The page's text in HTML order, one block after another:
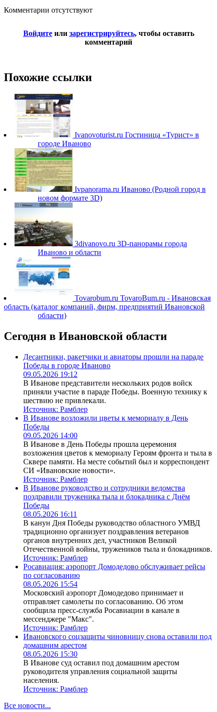
Комментарии отсутствуют
Войдитеили зарегистрируйтесь, чтобы оставить
комментарий
Похожие ссылки
Ivanovoturist.ru Гостиница «Турист» в
городе Иваново
Ivpanorama.ru Иваново (Родной город в
новом формате 3D)
3divanovo.ru 3D-панорамы города
Иваново и области
Tovarobum.ru TovaroBum.ru - Ивановская
область (каталог компаний, фирм, предприятий Ивановской
области)
Сегодня в Ивановской области
Десантники, ракетчики и авиаторы прошли на параде
Победы в городе Иваново
09.05.2026 19:12
В Иванове представители нескольких родов войск
приняли участие в параде Победы. Военную технику к
шествию не привлекали.
Источник: Рамблер
В Иванове возложили цветы к мемориалу в День
Победы
09.05.2026 14:00
В Иванове в День Победы прошла церемония
возложения цветов к мемориалу Героям фронта и тыла в
Сквере памяти. На месте событий был и корреспондент
СИ «Ивановские новости».
Источник: Рамблер
В Иванове руководство и сотрудники ведомства
поздравили труженика тыла и блокадника с Днём
Победы
08.05.2026 16:11
В канун Дня Победы руководство областного УМВД
традиционно организует поздравления ветеранов
органов внутренних дел, участников Великой
Отечественной войны, тружеников тыла и блокадников.
Источник: Рамблер
Росавиация: аэропорт Домодедово обслуживает рейсы
по согласованию
08.05.2026 15:54
Московский аэропорт Домодедово принимает и
отправляет самолеты по согласованию. Об этом
сообщила пресс-служба Росавиации в канале в
мессенджере "Макс".
Источник: Рамблер
Ивановского соцзащиты чиновницу снова оставили под
домашним арестом
08.05.2026 15:30
В Иванове суд оставил под домашним арестом
руководителя управления социальной защиты
населения.
Источник: Рамблер
Все новости...